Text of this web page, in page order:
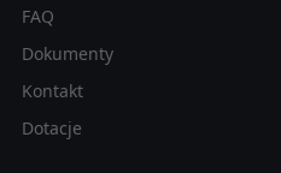
FAQ
Dokumenty
Kontakt
Dotacje